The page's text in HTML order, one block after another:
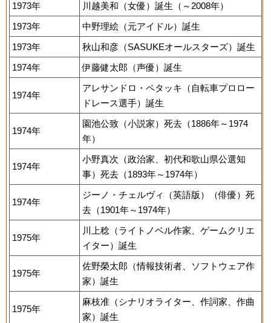
1973年
川越美和（女優）誕生（～2008年）
1973年
中野理絵（元アイドル）誕生
1973年
秋山和彦（SASUKEオールスターズ）誕生
1974年
伊藤健太郎（声優）誕生
1974年
アレサンドロ・ペタッキ（自転車プロロー
ドレース選手）誕生
1974年
園池公致（小説家）死去（1886年～1974
年）
1974年
小野真次（政治家、初代和歌山県公選知
事）死去（1893年～1974年）
1974年
ジーノ・チェルヴィ（英語版）（俳優）死
去（1901年～1974年）
1975年
川上稔（ライトノベル作家、ゲームクリエ
イター）誕生
1975年
佐野榮太郎（情報技術者、ソフトウェア作
家）誕生
1975年
麻枝准（シナリオライター、作詞家、作曲
家）誕生